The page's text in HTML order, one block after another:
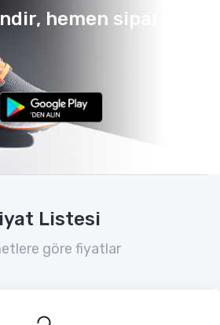
hemen sipariş
Listesi
göre fiyatlar